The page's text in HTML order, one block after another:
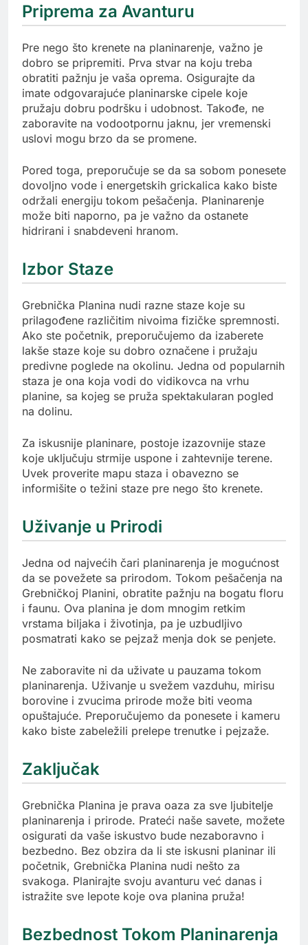
Priprema za Avanturu
Pre nego što krenete na planinarenje, važno je
dobro se pripremiti. Prva stvar na koju treba
obratiti pažnju je vaša oprema. Osigurajte da
imate odgovarajuće planinarske cipele koje
pružaju dobru podršku i udobnost. Takođe, ne
zaboravite na vodootpornu jaknu, jer vremenski
uslovi mogu brzo da se promene.
Pored toga, preporučuje se da sa sobom ponesete
dovoljno vode i energetskih grickalica kako biste
održali energiju tokom pešačenja. Planinarenje
može biti naporno, pa je važno da ostanete
hidrirani i snabdeveni hranom.
Izbor Staze
Grebnička Planina nudi razne staze koje su
prilagođene različitim nivoima fizičke spremnosti.
Ako ste početnik, preporučujemo da izaberete
lakše staze koje su dobro označene i pružaju
predivne poglede na okolinu. Jedna od popularnih
staza je ona koja vodi do vidikovca na vrhu
planine, sa kojeg se pruža spektakularan pogled
na dolinu.
Za iskusnije planinare, postoje izazovnije staze
koje uključuju strmije uspone i zahtevnije terene.
Uvek proverite mapu staza i obavezno se
informišite o težini staze pre nego što krenete.
Uživanje u Prirodi
Jedna od najvećih čari planinarenja je mogućnost
da se povežete sa prirodom. Tokom pešačenja na
Grebničkoj Planini, obratite pažnju na bogatu floru
i faunu. Ova planina je dom mnogim retkim
vrstama biljaka i životinja, pa je uzbudljivo
posmatrati kako se pejzaž menja dok se penjete.
Ne zaboravite ni da uživate u pauzama tokom
planinarenja. Uživanje u svežem vazduhu, mirisu
borovine i zvucima prirode može biti veoma
opuštajuće. Preporučujemo da ponesete i kameru
kako biste zabeležili prelepe trenutke i pejzaže.
Zaključak
Grebnička Planina je prava oaza za sve ljubitelje
planinarenja i prirode. Prateći naše savete, možete
osigurati da vaše iskustvo bude nezaboravno i
bezbedno. Bez obzira da li ste iskusni planinar ili
početnik, Grebnička Planina nudi nešto za
svakoga. Planirajte svoju avanturu već danas i
istražite sve lepote koje ova planina pruža!
Bezbednost Tokom Planinarenja